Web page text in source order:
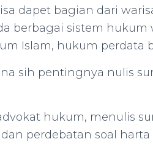
dapet bagian dari
berbagai sistem
Islam, hukum perdata
sih pentingnya nulis
hukum, menulis
perdebatan soal harta